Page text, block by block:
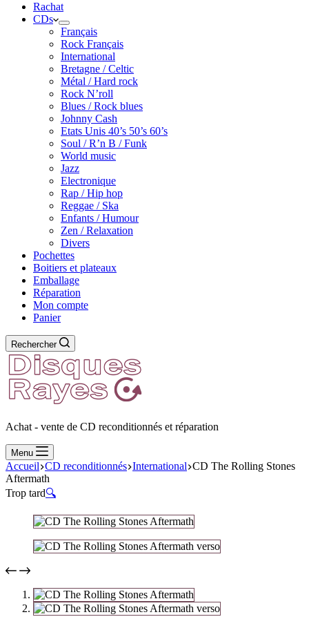
Rachat
CDs
Français
Rock Français
International
Bretagne / Celtic
Métal / Hard rock
Rock N’roll
Blues / Rock blues
Johnny Cash
Etats Unis 40’s 50’s 60’s
Soul / R’n B / Funk
World music
Jazz
Electronique
Rap / Hip hop
Reggae / Ska
Enfants / Humour
Zen / Relaxation
Divers
Pochettes
Boitiers et plateaux
Emballage
Réparation
Mon compte
Panier
Rechercher
Achat - vente de CD reconditionnés et réparation
Menu
Accueil CD reconditionnés International CD The Rolling Stones
Aftermath
Trop tard🔍